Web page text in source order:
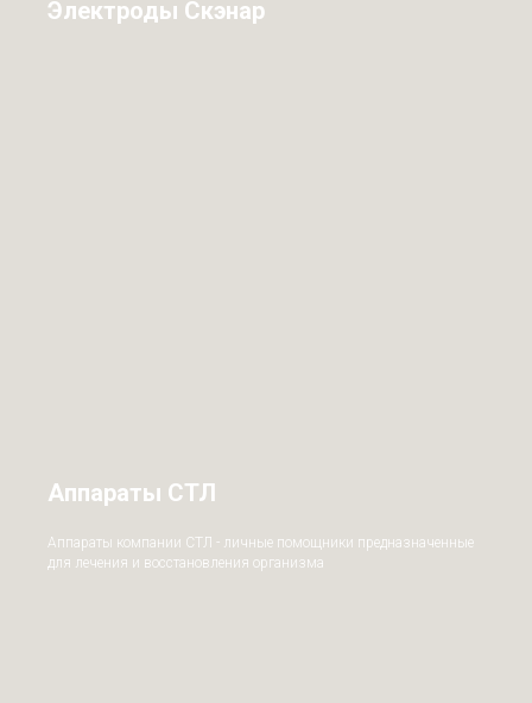
Электроды Скэнар
Аппараты СТЛ
Аппараты компании СТЛ - личные помощники предназначенные
для лечения и восстановления организма